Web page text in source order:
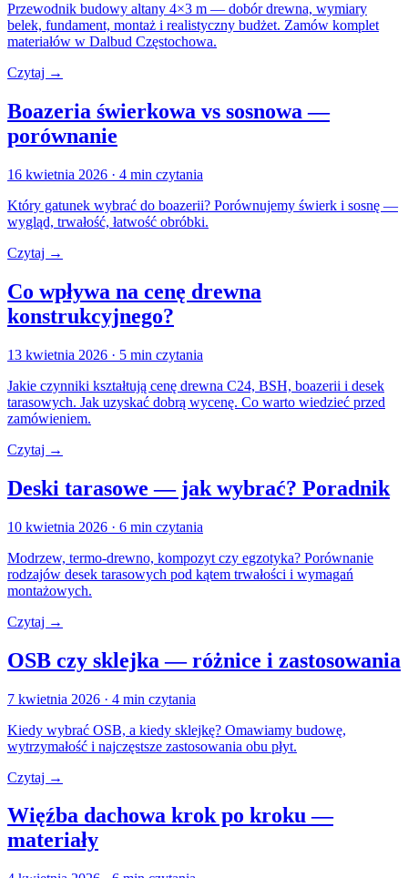
Przewodnik budowy altany 4×3 m — dobór drewna, wymiary
belek, fundament, montaż i realistyczny budżet. Zamów komplet
materiałów w Dalbud Częstochowa.
Czytaj →
Boazeria świerkowa vs sosnowa —
porównanie
16 kwietnia 2026 · 4 min czytania
Który gatunek wybrać do boazerii? Porównujemy świerk i sosnę —
wygląd, trwałość, łatwość obróbki.
Czytaj →
Co wpływa na cenę drewna
konstrukcyjnego?
13 kwietnia 2026 · 5 min czytania
Jakie czynniki kształtują cenę drewna C24, BSH, boazerii i desek
tarasowych. Jak uzyskać dobrą wycenę. Co warto wiedzieć przed
zamówieniem.
Czytaj →
Deski tarasowe — jak wybrać? Poradnik
10 kwietnia 2026 · 6 min czytania
Modrzew, termo-drewno, kompozyt czy egzotyka? Porównanie
rodzajów desek tarasowych pod kątem trwałości i wymagań
montażowych.
Czytaj →
OSB czy sklejka — różnice i zastosowania
7 kwietnia 2026 · 4 min czytania
Kiedy wybrać OSB, a kiedy sklejkę? Omawiamy budowę,
wytrzymałość i najczęstsze zastosowania obu płyt.
Czytaj →
Więźba dachowa krok po kroku —
materiały